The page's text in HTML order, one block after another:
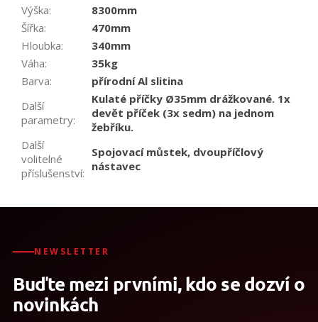
Výška:
8300mm
Šířka:
470mm
Hloubka:
340mm
Váha:
35kg
Barva:
přírodní Al slitina
Další
parametry:
Kulaté příčky Ø35mm drážkované. 1x
devět příček (3x sedm) na jednom
žebříku.
Další
volitelné
příslušenství:
Spojovací můstek, dvoupříčlový
nástavec
NEWSLETTER
Buďte mezi prvními, kdo se dozví o
novinkách